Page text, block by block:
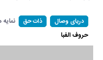
دریای وصال ذات حق نمایه
حروف الفبا